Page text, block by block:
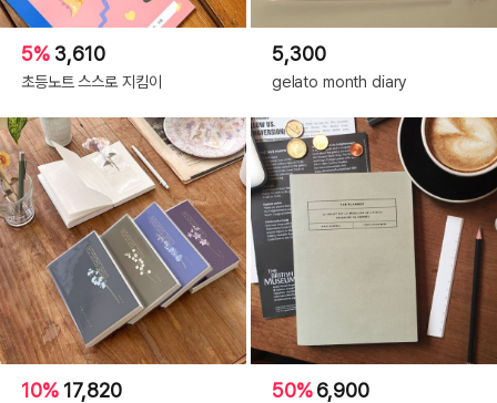
5% 3,610
초등노트 스스로 지킴이
5,300
gelato month diary
10% 17,820 50%6,900